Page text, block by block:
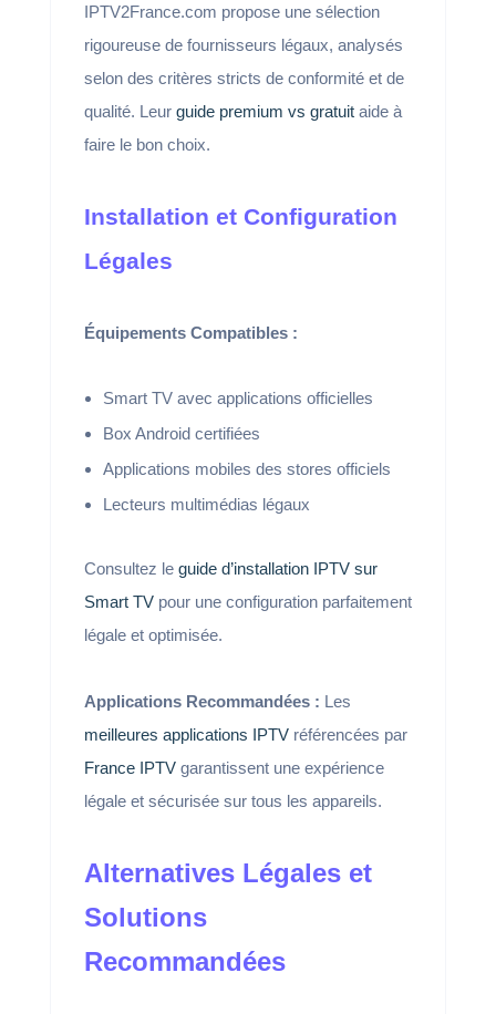
IPTV2France.com propose une sélection
rigoureuse de fournisseurs légaux, analysés
selon des critères stricts de conformité et de
qualité. Leur guide premium vs gratuitaide à
faire le bon choix.
Installation et Configuration
Légales
Équipements Compatibles :
Smart TV avec applications officielles
Box Android certifiées
Applications mobiles des stores officiels
Lecteurs multimédias légaux
Consultez le guide d’installation IPTV sur
Smart TVpour une configuration parfaitement
légale et optimisée.
Applications Recommandées : Les
meilleures applications IPTVréférencées par
France IPTVgarantissent une expérience
légale et sécurisée sur tous les appareils.
Alternatives Légales et
Solutions
Recommandées